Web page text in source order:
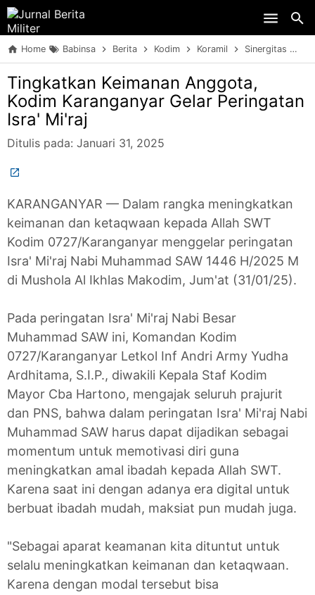
Home Babinsa Berita Kodim Koramil Sinergitas
Tingkatkan Keimanan Anggota,
Kodim Karanganyar Gelar Peringatan
Isra' Mi'raj
Ditulis pada: Januari 31, 2025
KARANGANYAR — Dalam rangka meningkatkan
keimanan dan ketaqwaan kepada Allah SWT
Kodim 0727/Karanganyar menggelar peringatan
Isra' Mi'raj Nabi Muhammad SAW 1446 H/2025 M
di Mushola Al Ikhlas Makodim, Jum'at (31/01/25).
Pada peringatan Isra' Mi'raj Nabi Besar
Muhammad SAW ini, Komandan Kodim
0727/Karanganyar Letkol Inf Andri Army Yudha
Ardhitama, S.I.P., diwakili Kepala Staf Kodim
Mayor Cba Hartono, mengajak seluruh prajurit
dan PNS, bahwa dalam peringatan Isra' Mi'raj Nabi
Muhammad SAW harus dapat dijadikan sebagai
momentum untuk memotivasi diri guna
meningkatkan amal ibadah kepada Allah SWT.
Karena saat ini dengan adanya era digital untuk
berbuat ibadah mudah, maksiat pun mudah juga.
"Sebagai aparat keamanan kita dituntut untuk
selalu meningkatkan keimanan dan ketaqwaan.
Karena dengan modal tersebut bisa